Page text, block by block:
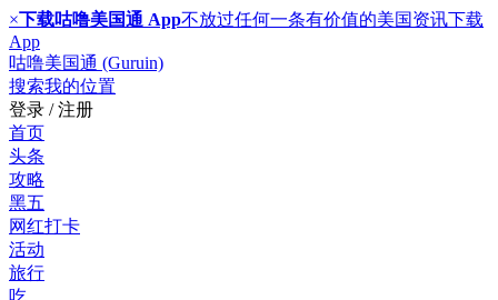
×下载咕噜美国通 App不放过任何一条有价值的美国资讯下载
App
咕噜美国通 (Guruin)
搜索我的位置
登录 / 注册
首页
头条
攻略
黑五
网红打卡
活动
旅行
吃